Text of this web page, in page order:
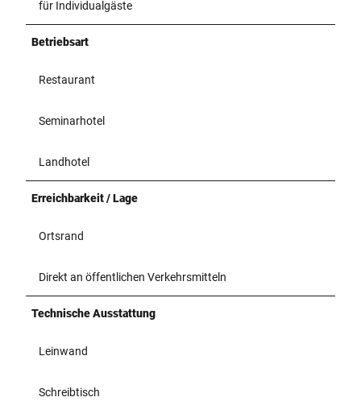
für Individualgäste
Betriebsart
Restaurant
Seminarhotel
Landhotel
Erreichbarkeit / Lage
Ortsrand
Direkt an öffentlichen Verkehrsmitteln
Technische Ausstattung
Leinwand
Schreibtisch